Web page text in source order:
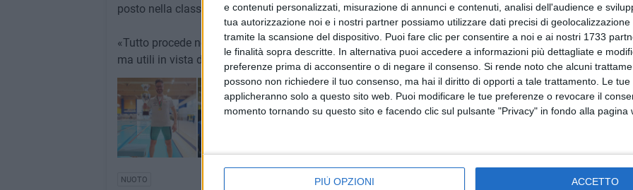
e contenuti personalizzati, misurazione di annunci e contenuti, analisi dell'audience e
tua autorizzazione noi e i nostri partner possiamo utilizzare dati precisi di
tramite la scansione del dispositivo. Puoi fare clic per consentire a noi e ai nostri 1733
le finalità sopra descritte. In alternativa puoi accedere a informazioni più dettagliate e
preferenze prima di acconsentire o di negare il consenso. Si rende noto che alcuni
possono non richiedere il tuo consenso, ma hai il diritto di opporti a tale trattamento. Le
applicheranno solo a questo sito web. Puoi modificare le tue preferenze o revocare il
momento tornando su questo sito e facendo clic sul pulsante "Privacy" in fondo alla pagina
PIÙ OPZIONI ACCETTO
posto nella classifica finale.
«Tutto procede nella direzione giusta – il commento di Galantino – sono state gare interlocutorie
ma utili in vista della preparazione per i campionati italiani di Riccione».
NUOTO